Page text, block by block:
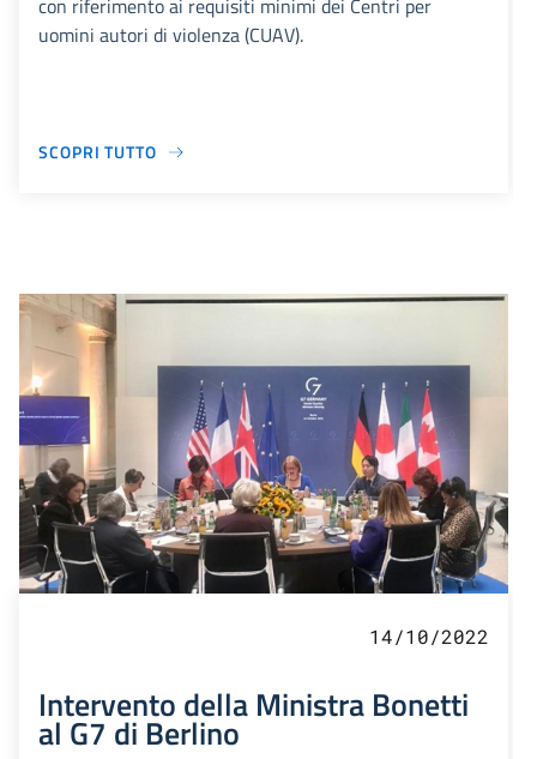
con riferimento ai requisiti minimi dei Centri per
uomini autori di violenza (CUAV).
SCOPRI TUTTO
14/10/2022
Intervento della Ministra Bonetti
al G7 di Berlino